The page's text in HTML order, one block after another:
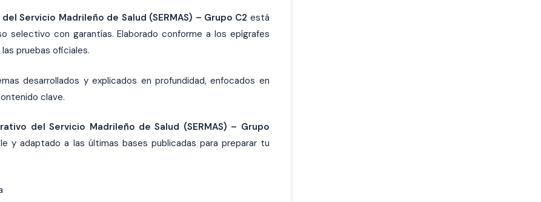
Servicio Madrileño de Salud (SERMAS) – Grupo C2 está
selectivo con garantías. Elaborado conforme a los epígrafes
pruebas oficiales.
desarrollados y explicados en profundidad, enfocados en
clave.
del Servicio Madrileño de Salud (SERMAS) – Grupo
y adaptado a las últimas bases publicadas para preparar tu